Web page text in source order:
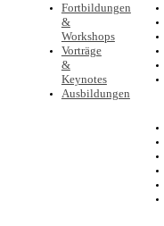
Fortbildungen
&
Workshops
Vorträge
&
Keynotes
Ausbildungen